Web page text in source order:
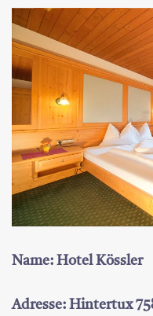
Name: Hotel Kössler
Adresse: Hintertux